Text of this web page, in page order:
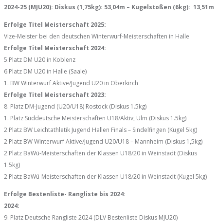
2024-25 (MJU20): Diskus (1,75kg): 53,04m – Kugelstoßen (6kg): 13,51m
Erfolge Titel Meisterschaft 2025:
Vize-Meister bei den deutschen Winterwurf-Meisterschaften in Halle
Erfolge Titel Meisterschaft 2024:
5.Platz DM U20 in Koblenz
6.Platz DM U20 in Halle (Saale)
1. BW Winterwurf Aktive/Jugend U20 in Oberkirch
Erfolge Titel Meisterschaft 2023:
8. Platz DM-Jugend (U20/U18) Rostock (Diskus 1.5kg)
1. Platz Süddeutsche Meisterschaften U18/Aktiv, Ulm (Diskus 1.5kg)
2 Platz BW Leichtathletik Jugend Hallen Finals – Sindelfingen (Kugel 5kg)
2 Platz BW Winterwurf Aktive/Jugend U20/U18 – Mannheim (Diskus 1,5kg)
2 Platz BaWü-Meisterschaften der Klassen U18/20 in Weinstadt (Diskus
1.5kg)
2 Platz BaWü-Meisterschaften der Klassen U18/20 in Weinstadt (Kugel 5kg)
Erfolge Bestenliste- Rangliste bis 2024:
2024:
9. Platz Deutsche Rangliste 2024 (DLV Bestenliste Diskus MJU20)